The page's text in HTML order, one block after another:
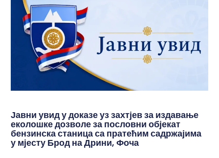
Јавни увид у доказе уз захтјев за издавање
еколошке дозволе за пословни објекат
бензинска станица са пратећим садржајима
у мјесту Брод на Дрини, Фоча